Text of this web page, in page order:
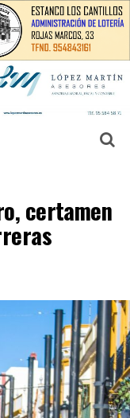
certamen